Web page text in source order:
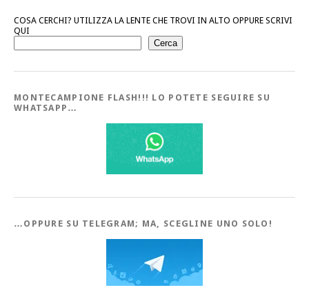
COSA CERCHI? UTILIZZA LA LENTE CHE TROVI IN ALTO OPPURE SCRIVI
QUI
Cerca
MONTECAMPIONE FLASH!!! LO POTETE SEGUIRE SU
WHATSAPP…
…OPPURE SU TELEGRAM; MA, SCEGLINE UNO SOLO!